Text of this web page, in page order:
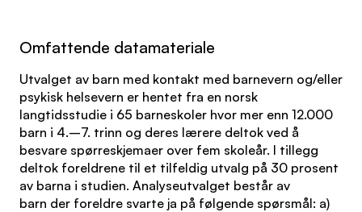
Omfattende datamateriale
Utvalget av barn med kontakt med barnevern og/eller
psykisk helsevern er hentet fra en norsk
langtidsstudie i 65 barneskoler hvor mer enn 12.000
barn i 4.–7. trinn og deres lærere deltok ved å
besvare spørreskjemaer over fem skoleår. I tillegg
deltok foreldrene til et tilfeldig utvalg på 30 prosent
av barna i studien. Analyseutvalget består av
barn der foreldre svarte ja på følgende spørsmål: a)